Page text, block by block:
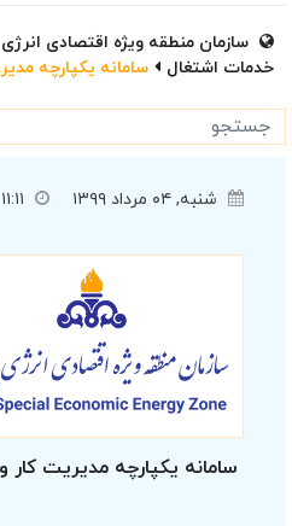
سازمان منطقه ویژه اقتصادی
خدمات اشتغال
سامانه یکپارچه
شنبه, ۰۴ مرداد ۱۳۹۹ ۱۱:۱۱
سامانه یکپارچه مدیریت کار